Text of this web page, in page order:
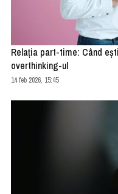
Relația part-time: Când
overthinking-ul
14 feb 2026, 15:45